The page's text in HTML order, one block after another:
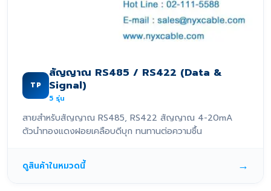
TP
สัญญาณ RS485 / RS422 (Data &
Signal)
5 รุ่น
สายสำหรับสัญญาณ RS485, RS422 สัญญาณ 4-20mA
ตัวนำทองแดงฝอยเคลือบดีบุก ทนทานต่อความชื้น
ดูสินค้าในหมวดนี้ →